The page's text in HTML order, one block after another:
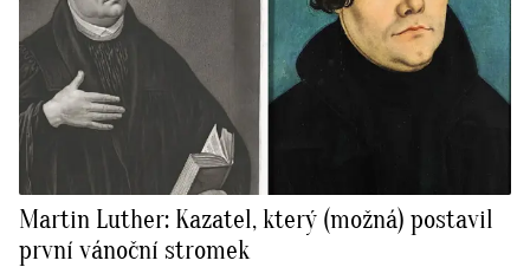
Martin Luther: Kazatel, který (možná) postavil
první vánoční stromek